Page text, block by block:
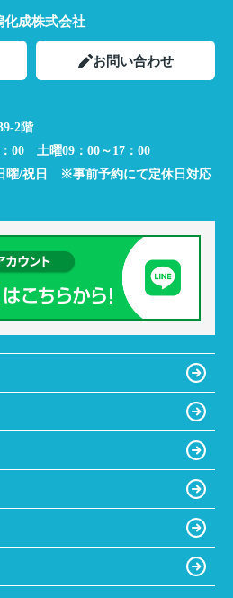
化成株式会社
お問い合わせ
2階
00 土曜09：00～17：00
曜/祝日 ※事前予約にて定休日対応